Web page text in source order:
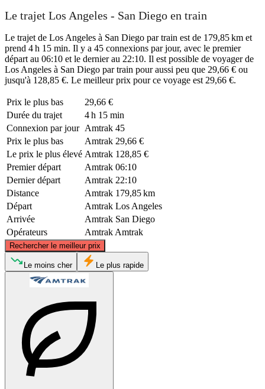
Le trajet Los Angeles - San Diego en train
Le trajet de Los Angeles à San Diego par train est de 179,85 km et
prend 4 h 15 min. Il y a 45 connexions par jour, avec le premier
départ au 06:10 et le dernier au 22:10. Il est possible de voyager de
Los Angeles à San Diego par train pour aussi peu que 29,66 € ou
jusqu'à 128,85 €. Le meilleur prix pour ce voyage est 29,66 €.
Prix ​​le plus bas
29,66 €
Durée du trajet
4 h 15 min
Connexion par jour Amtrak 45
Prix ​​le plus bas
Amtrak 29,66 €
Le prix le plus élevé Amtrak 128,85 €
Premier départ
Amtrak 06:10
Dernier départ
Amtrak 22:10
Distance
Amtrak 179,85 km
Départ
Amtrak Los Angeles
Arrivée
Amtrak San Diego
Opérateurs
Amtrak Amtrak
Rechercher le meilleur prix
Los Angeles, CA
©CARTO
Le moins cher Le plus rapide